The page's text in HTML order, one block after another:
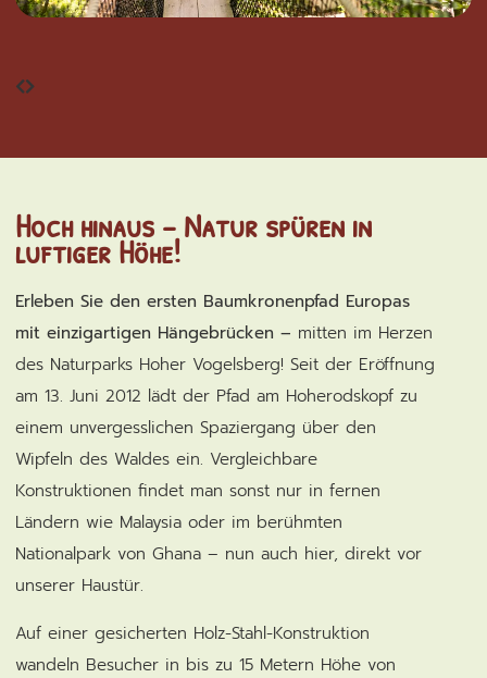
Hoch hinaus – Natur spüren in
luftiger Höhe!
Erleben Sie den ersten Baumkronenpfad Europas
mit einzigartigen Hängebrücken – mitten im Herzen
des Naturparks Hoher Vogelsberg! Seit der Eröffnung
am 13. Juni 2012 lädt der Pfad am Hoherodskopf zu
einem unvergesslichen Spaziergang über den
Wipfeln des Waldes ein. Vergleichbare
Konstruktionen findet man sonst nur in fernen
Ländern wie Malaysia oder im berühmten
Nationalpark von Ghana – nun auch hier, direkt vor
unserer Haustür.
Auf einer gesicherten Holz-Stahl-Konstruktion
wandeln Besucher in bis zu 15 Metern Höhe von